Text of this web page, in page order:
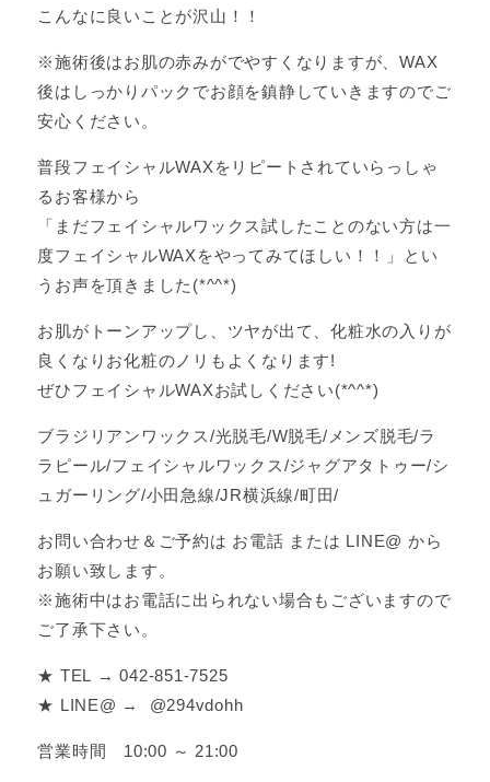
こんなに良いことが沢山！！
※施術後はお肌の赤みがでやすくなりますが、WAX
後はしっかりパックでお顔を鎮静していきますのでご
安心ください。
普段フェイシャルWAXをリピートされていらっしゃ
るお客様から
「まだフェイシャルワックス試したことのない方は一
度フェイシャルWAXをやってみてほしい！！」とい
うお声を頂きました(*^^*)
お肌がトーンアップし、ツヤが出て、化粧水の入りが
良くなりお化粧のノリもよくなります!
ぜひフェイシャルWAXお試しください(*^^*)
ブラジリアンワックス/光脱毛/W脱毛/メンズ脱毛/ラ
ラピール/フェイシャルワックス/ジャグアタトゥー/シ
ュガーリング/小田急線/JR横浜線/町田/
お問い合わせ＆ご予約は お電話 または LINE@ から
お願い致します。
※施術中はお電話に出られない場合もございますので
ご了承下さい。
★ TEL → 042-851-7525
★ LINE@ → @294vdohh
営業時間 10:00 ～ 21:00